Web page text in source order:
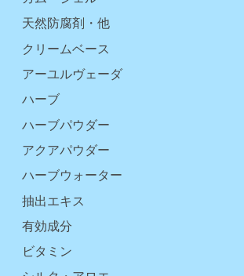
天然防腐剤・他
クリームベース
アーユルヴェーダ
ハーブ
ハーブパウダー
アクアパウダー
ハーブウォーター
抽出エキス
有効成分
ビタミン